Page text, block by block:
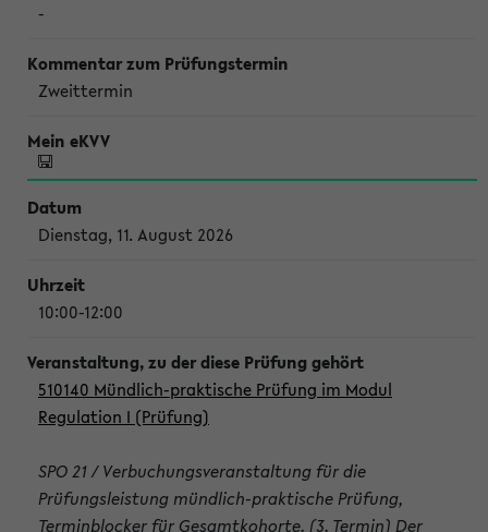
-
Zweittermin
Dienstag, 11. August 2026
10:00-12:00
510140 Mündlich-praktische Prüfung im Modul
Regulation I (Prüfung)
SPO 21 / Verbuchungsveranstaltung für die
Prüfungsleistung mündlich-praktische Prüfung,
Terminblocker für Gesamtkohorte. (3. Termin) Der